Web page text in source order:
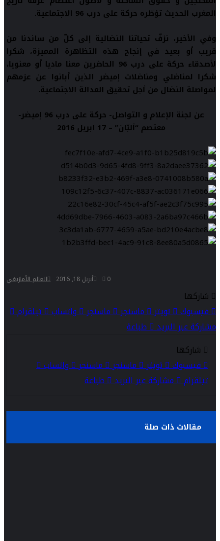
المغرب الحديث تؤطّره حركة على درب 96 الاجتماعية.
وفي الأخير، نزفّ تحياتنا النضالية إلى كلّ من ساندنا من
قريب أو بعيد في إنجاح هذه التظاهرة المميزة، شكرا
لأصدقاء حركة على درب 96 الحاضرين معنا ماديا أو معنويا،
شكرا لمناضلي ومناضلات إميضر الذين أبانوا عن عزمهم
لمواصلة النضال من أجل تحقيق العدالة الاجتماعية.
عن لجنة الإعلام و التواصل- حركة على درب 96 إميضر-
معتصم “ألبّان” – 17 ابريل 2016
العالم الأمازيغي أبريل 18, 2016 0
شاركها
فيسبوك
تويتر ماسنجر ماسنجر واتساب
تيلقرام
مشاركة عبر البريد
طباعة
شاركها
فيسبوك
تويتر ماسنجر ماسنجر
واتساب
تيلقرام
مشاركة عبر البريد طباعة
مقالات ذات صلة